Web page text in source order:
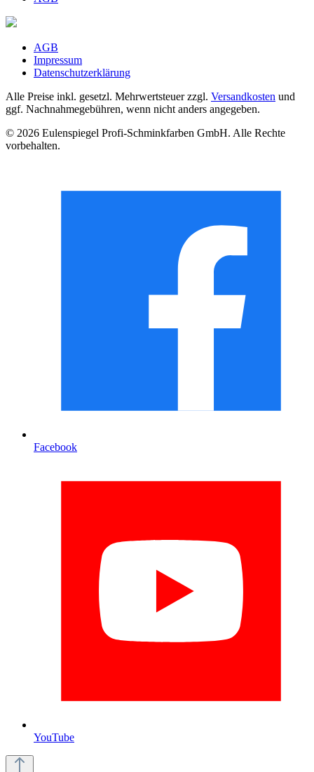
AGB
Impressum
Datenschutzerklärung
Alle Preise inkl. gesetzl. Mehrwertsteuer zzgl. Versandkosten und
ggf. Nachnahmegebühren, wenn nicht anders angegeben.
© 2026 Eulenspiegel Profi-Schminkfarben GmbH. Alle Rechte
vorbehalten.
Facebook
YouTube